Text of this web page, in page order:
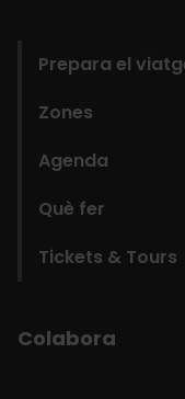
Prepara el
Zones
Agenda
Què fer
Tickets & Tours
Colabora